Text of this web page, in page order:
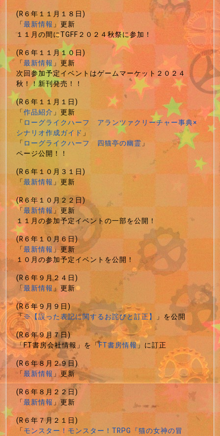
(R６年１１月１８日)
「最新情報」更新
１１月の間にTGFF２０２４秋祭に参加！
(R６年１１月１０日)
「最新情報」更新
次回参加予定イベントはゲームマーケット２０２４
秋！！新刊発売！！
(R６年１１月１日)
「作品紹介」更新
「ローグライクハーフ アランツァクリーチャー事典×
シナリオ作成ガイド」
「ローグライクハーフ 四猫亭の幽霊」
ページ公開！！
(R６年１０月３１日)
「最新情報」更新
(R６年１０月２２日)
「最新情報」更新
１１月の参加予定イベントの一部を公開！
(R６年１０月６日)
「最新情報」更新
１０月の参加予定イベントを公開！
(R６年９月２４日)
「最新情報」更新
(R６年９月９日)
「※【誤った表記に関するお詫びと訂正】 」を公開
(R６年９月７日)
「FT書房会社情報」を「FT書房情報」に訂正
(R６年８月２９日)
「最新情報」更新
(R６年８月２２日)
「最新情報」更新
(R６年７月２１日)
「モンスター！モンスター！TRPG『猫の女神の冒